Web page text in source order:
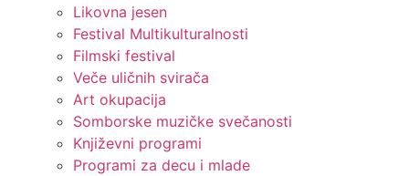
Likovna jesen
Festival Multikulturalnosti
Filmski festival
Veče uličnih svirača
Art okupacija
Somborske muzičke svečanosti
Književni programi
Programi za decu i mlade